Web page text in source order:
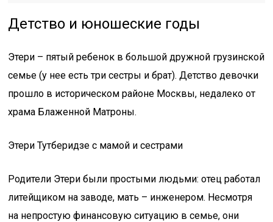
Детство и юношеские годы
Этери – пятый ребенок в большой дружной грузинской
семье (у нее есть три сестры и брат). Детство девочки
прошло в историческом районе Москвы, недалеко от
храма Блаженной Матроны.
Этери Тутберидзе с мамой и сестрами
Родители Этери были простыми людьми: отец работал
литейщиком на заводе, мать – инженером. Несмотря
на непростую финансовую ситуацию в семье, они